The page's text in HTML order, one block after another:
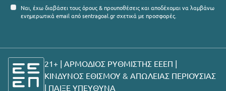
Ναι, έχω διαβάσει τους όρους & προυποθέσεις και αποδέχομαι να λαμβάνω
ενημερωτικά email από sentragoal.gr σχετικά με προσφορές.
21+ | ΑΡΜΟΔΙΟΣ ΡΥΘΜΙΣΤΗΣ ΕΕΕΠ |
ΚΙΝΔΥΝΟΣ ΕΘΙΣΜΟΥ & ΑΠΩΛΕΙΑΣ ΠΕΡΙΟΥΣΙΑΣ
| ΠΑΙΞΕ ΥΠΕΥΘΥΝΑ